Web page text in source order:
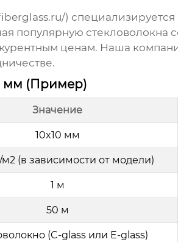
) специализируется
популярную стекловолокна
ценам. Наша
мм (Пример)
Значение
10x10 мм
м2 (в зависимости от модели)
1 м
50 м
(C-glass или E-glass)